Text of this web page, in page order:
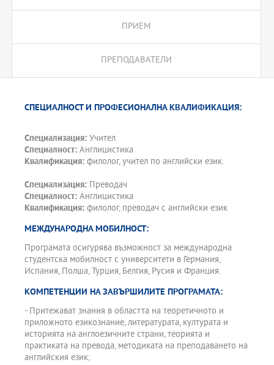
ПРИЕМ
ПРЕПОДАВАТЕЛИ
СПЕЦИАЛНОСТ И ПРОФЕСИОНАЛНА КВАЛИФИКАЦИЯ:
Специализация: Учител
Специалност: Англицистика
Квалификация: филолог, учител по английски език.
Специализация: Преводач
Специалност: Англицистика
Квалификация: филолог, преводач с английски език
МЕЖДУНАРОДНА МОБИЛНОСТ:
Програмата осигурява възможност за международна
студентска мобилност с университети в Германия,
Испания, Полша, Турция, Белгия, Русия и Франция.
КОМПЕТЕНЦИИ НА ЗАВЪРШИЛИТЕ ПРОГРАМАТА:
- Притежават знания в областта на теоретичното и
приложното езикознание, литературата, културата и
историята на англоезичните страни, теорията и
практиката на превода, методиката на преподаването на
английския език;